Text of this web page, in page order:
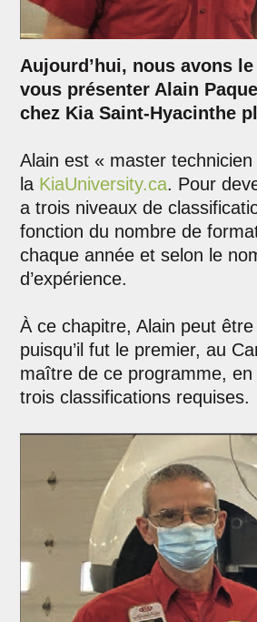
Aujourd’hui, nous avons
vous présenter Alain
chez Kia Saint-Hyacinthe
Alain est « master
la KiaUniversity.ca. Pour
a trois niveaux de
fonction du nombre de
chaque année et selon le
d’expérience.
À ce chapitre, Alain peut
puisqu’il fut le premier, au
maître de ce programme,
trois classifications requises.